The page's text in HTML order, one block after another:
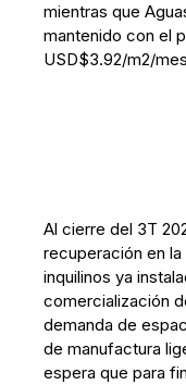
mientras que
mantenido con el
USD$3.92/m2/mes
Al cierre del 3T
recuperación en
inquilinos ya
comercialización
demanda de
de manufactura
espera que para